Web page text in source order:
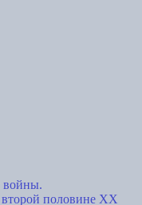
войны.
второй половине ХХ